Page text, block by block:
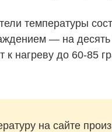
температуры
— на
нагреву до 60-85
на сайте